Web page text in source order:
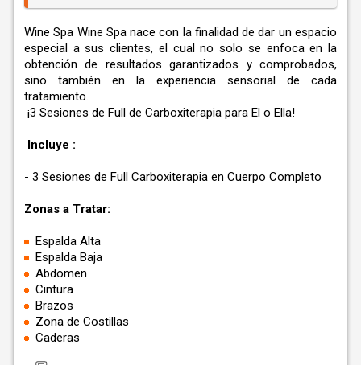
Wine Spa Wine Spa nace con la finalidad de dar un espacio
especial a sus clientes, el cual no solo se enfoca en la
obtención de resultados garantizados y comprobados,
sino también en la experiencia sensorial de cada
tratamiento.
¡3 Sesiones de Full de Carboxiterapia para El o Ella!
Incluye :
- 3 Sesiones de Full Carboxiterapia en Cuerpo Completo
Zonas a Tratar:
Espalda Alta
Espalda Baja
Abdomen
Cintura
Brazos
Zona de Costillas
Caderas